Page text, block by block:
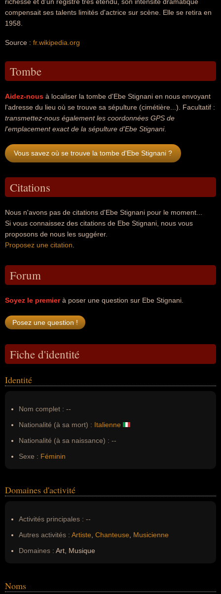
compensait ses talents limités d'actrice sur scène. Elle se retira en
1958.
Source : fr.wikipedia.org
Tombe
Aidez-nous à localiser la tombe d'Ebe Stignani en nous envoyant
l'adresse du lieu où se trouve sa sépulture (cimétière...). Facultatif :
transmettez-nous également les coordonnées GPS de
l'emplacement exact de la sépulture d'Ebe Stignani.
Vous savez où se trouve la tombe d'Ebe Stignani ?
Citations
Nous n'avons pas de citations d'Ebe Stignani pour le moment...
Si vous connaissez des citations de Ebe Stignani, nous vous
proposons de nous les suggérer.
Proposez une citation
Forum
Soyez le premierà poser une question sur Ebe Stignani.
Fiche d'identité
Identité
Nom complet : --
Nationalité (à sa mort) : Italienne
Nationalité (à sa naissance) : --
Sexe : Féminin
Domaines d'activité
Activités principales : --
Autres activités : Artiste Chanteuse
Musicienne
Domaines : Art, Musique
Noms